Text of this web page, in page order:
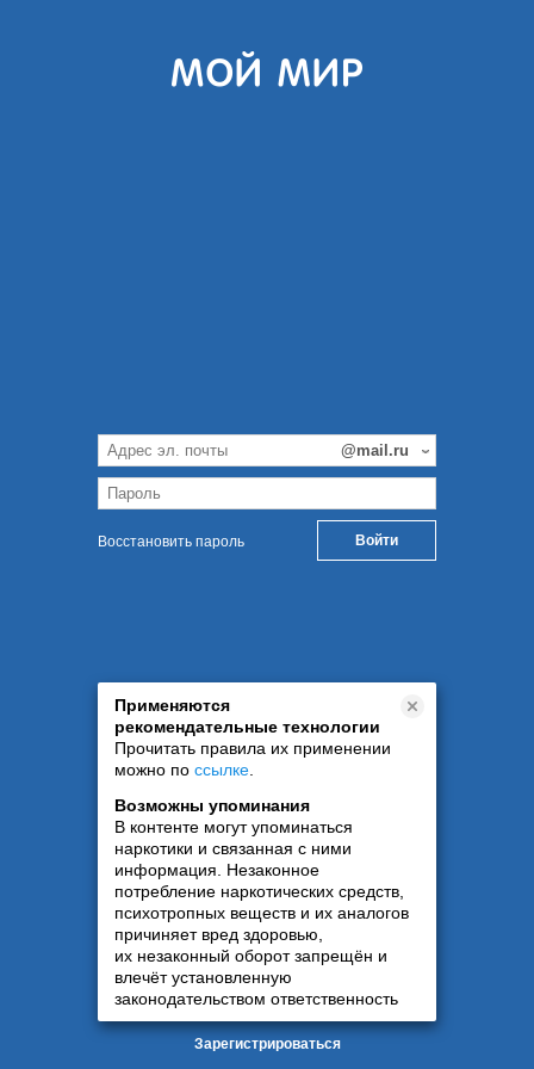
Восстановить пароль
Применяются
рекомендательные технологии
Прочитать правила их применении
можно по ссылке
Возможны упоминания
В контенте могут упоминаться
наркотики и связанная с ними
информация. Незаконное
потребление наркотических средств,
психотропных веществ и их аналогов
причиняет вред здоровью,
их незаконный оборот запрещён и
влечёт установленную
законодательством ответственность
Зарегистрироваться